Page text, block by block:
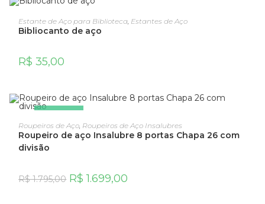
ADICIONAR AO CARRINHO
Estante de Aço para Biblioteca, Estantes de Aço
Bibliocanto de aço
R$ 35,00
ADICIONAR AO CARRINHO
Roupeiros de Aço Roupeiros de Aço Insalubres
Roupeiro de aço Insalubre 8 portas Chapa 26 com
divisão
R$1.795,00 R$ 1.699,00